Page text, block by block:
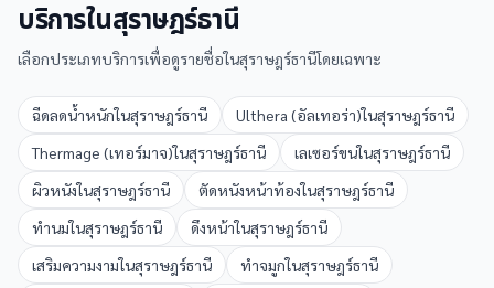
บริการในสุราษฎร์ธานี
เลือกประเภทบริการเพื่อดูรายชื่อในสุราษฎร์ธานีโดยเฉพาะ
ฉีดลดน้ำหนักในสุราษฎร์ธานี Ulthera (อัลเทอร่า)ในสุราษฎร์ธานี
Thermage (เทอร์มาจ)ในสุราษฎร์ธานี เลเซอร์ขนในสุราษฎร์ธานี
ผิวหนังในสุราษฎร์ธานี ตัดหนังหน้าท้องในสุราษฎร์ธานี
ทำนมในสุราษฎร์ธานี ดึงหน้าในสุราษฎร์ธานี
เสริมความงามในสุราษฎร์ธานี ทำจมูกในสุราษฎร์ธานี